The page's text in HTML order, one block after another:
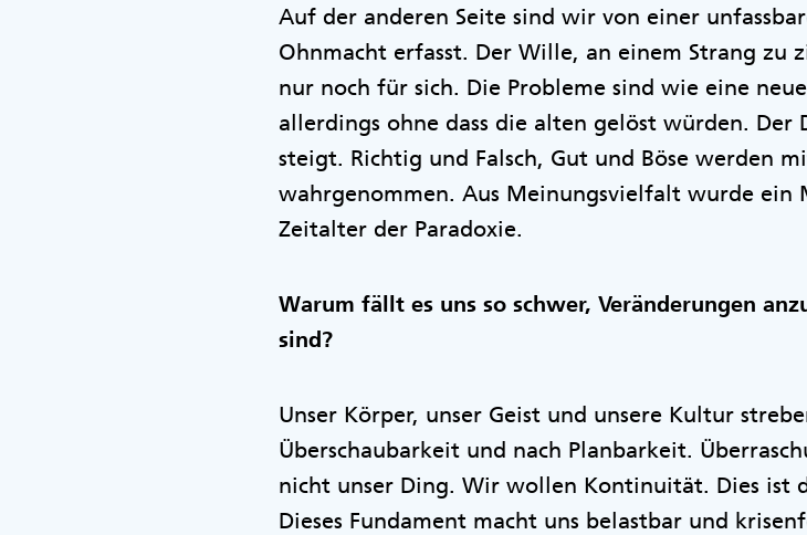
Auf der anderen Seite sind wir von einer
Ohnmacht erfasst. Der Wille, an einem Strang zu
nur noch für sich. Die Probleme sind wie eine
allerdings ohne dass die alten gelöst würden. Der
steigt. Richtig und Falsch, Gut und Böse werden
wahrgenommen. Aus Meinungsvielfalt wurde ein
Zeitalter der Paradoxie.
Warum fällt es uns so schwer, Veränderungen
sind?
Unser Körper, unser Geist und unsere Kultur
Überschaubarkeit und nach Planbarkeit.
nicht unser Ding. Wir wollen Kontinuität. Dies ist
Dieses Fundament macht uns belastbar und